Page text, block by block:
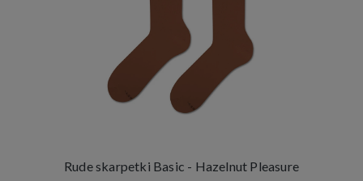
Rude skarpetki Basic - Hazelnut Pleasure